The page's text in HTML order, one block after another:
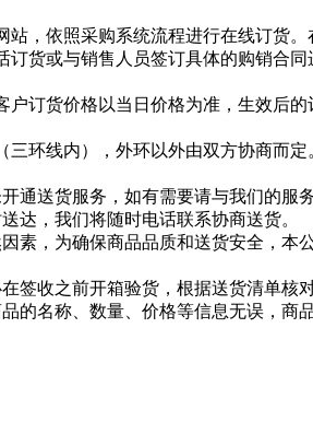
站，依照采购系统流程进行在线订货。
订货或与销售人员签订具体的购销合同
户订货价格以当日价格为准，生效后的
三环线内），外环以外由双方协商而
通送货服务，如有需要请与我们的服
达，我们将随时电话联系协商送货。
素，为确保商品品质和送货安全，本
签收之前开箱验货，根据送货清单核
的名称、数量、价格等信息无误，商